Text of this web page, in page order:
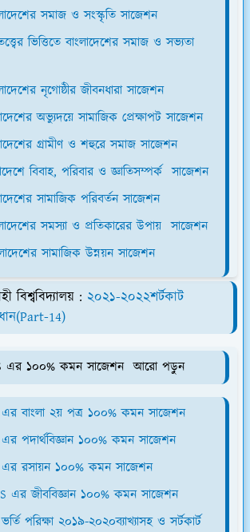
সমাজ ও সংস্কৃতি সাজেশন
ভিত্তিতে বাংলাদেশের সমাজ ও সভ্যতা
নৃগোষ্ঠীর জীবনধারা সাজেশন
অভ্যুদয়ে সামাজিক প্রেক্ষাপট সাজেশন
গ্রামীণ ও শহুরে সমাজ সাজেশন
বিবাহ, পরিবার ও জ্ঞাতিসম্পর্ক সাজেশন
সামাজিক পরিবর্তন সাজেশন
সমস্যা ও প্রতিকারের উপায় সাজেশন
সামাজিক উন্নয়ন সাজেশন
: ২০২১-২০২২শর্টকাট
14)
এর ১০০% কমন সাজেশন আরো পড়ুন
বাংলা ২য় পত্র ১০০% কমন সাজেশন
পদার্থবিজ্ঞান ১০০% কমন সাজেশন
রসায়ন ১০০% কমন সাজেশন
এর জীববিজ্ঞান ১০০% কমন সাজেশন
পরিক্ষা ২০১৯-২০২০ব্যাখ্যাসহ ও সর্টকার্ট